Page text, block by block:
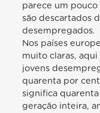
parece um
são descartados
desempregados.
Nos países
muito claras, aqui
jovens
quarenta por
significa
geração inteira,